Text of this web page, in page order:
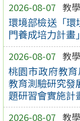
2026-08-07 教
環境部檢送「
門養成培力計畫
2026-08-07 教
桃園市政府教
教育測驗研究發
題研習會實施計
2026-08-07 教